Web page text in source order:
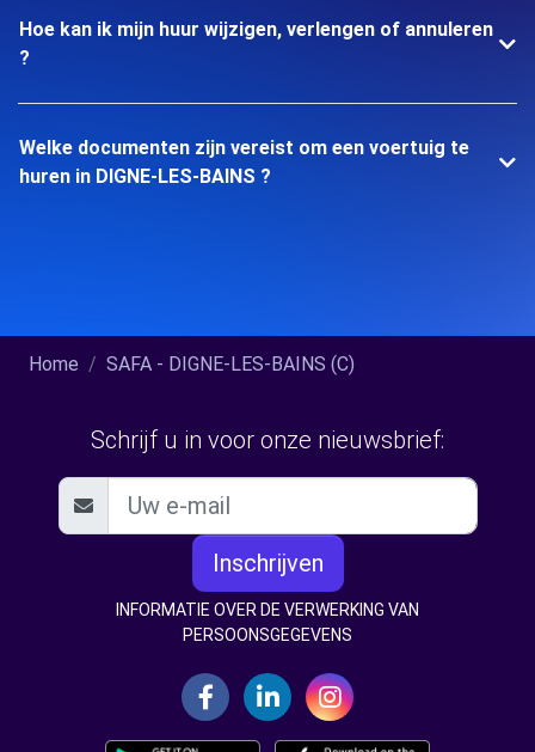
Hoe kan ik mijn huur wijzigen, verlengen of annuleren
?
Welke documenten zijn vereist om een voertuig te
huren in DIGNE-LES-BAINS ?
Home SAFA - DIGNE-LES-BAINS (C)
Schrijf u in voor onze nieuwsbrief:
Inschrijven
INFORMATIE OVER DE VERWERKING VAN
PERSOONSGEGEVENS